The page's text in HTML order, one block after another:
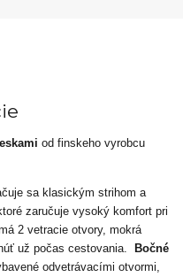
od finskeho vyrobcu
sa klasickým strihom a
zaručuje vysoký komfort pri
2 vetracie otvory, mokrá
už počas cestovania.
Bočné
odvetrávacími otvormi,